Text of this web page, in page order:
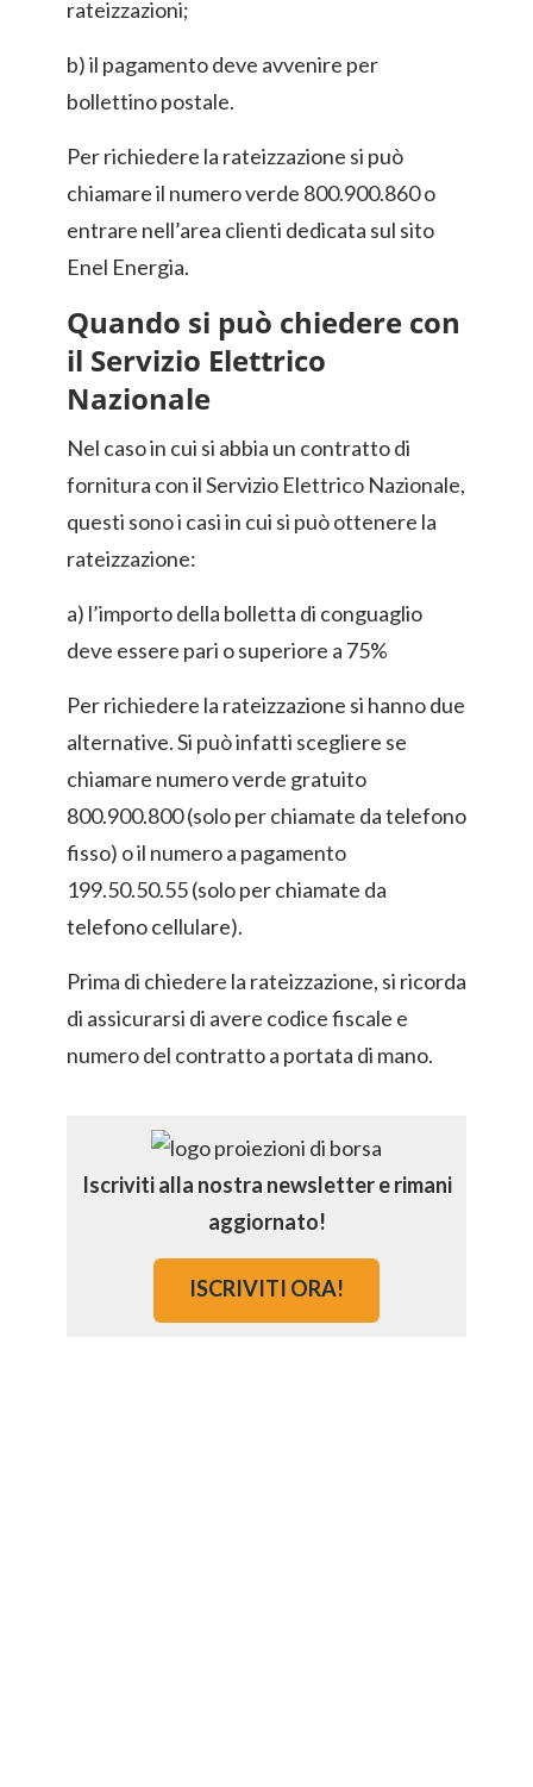
rateizzazioni;
b) il pagamento deve avvenire per
bollettino postale.
Per richiedere la rateizzazione si può
chiamare il numero verde 800.900.860 o
entrare nell’area clienti dedicata sul sito
Enel Energia.
Quando si può chiedere con
il Servizio Elettrico
Nazionale
Nel caso in cui si abbia un contratto di
fornitura con il Servizio Elettrico Nazionale,
questi sono i casi in cui si può ottenere la
rateizzazione:
a) l’importo della bolletta di conguaglio
deve essere pari o superiore a 75%
Per richiedere la rateizzazione si hanno due
alternative. Si può infatti scegliere se
chiamare numero verde gratuito
800.900.800 (solo per chiamate da telefono
fisso) o il numero a pagamento
199.50.50.55 (solo per chiamate da
telefono cellulare).
Prima di chiedere la rateizzazione, si ricorda
di assicurarsi di avere codice fiscale e
numero del contratto a portata di mano.
Iscriviti alla nostra newsletter e rimani
aggiornato!
ISCRIVITI ORA!